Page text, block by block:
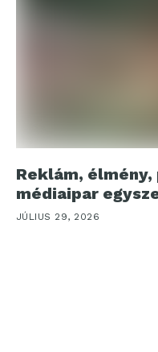
Reklám,
médiaipar
JÚLIUS 29, 2026